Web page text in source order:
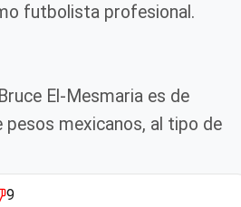
futbolista profesional.
El-Mesmaria es de
pesos mexicanos, al tipo de
9